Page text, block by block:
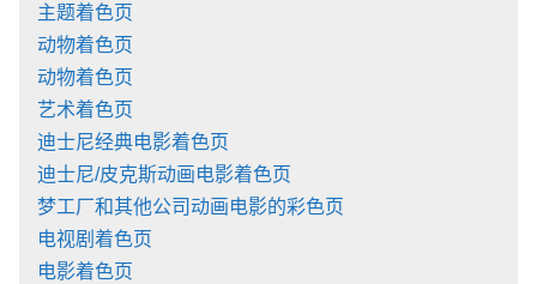
主题着色页
动物着色页
动物着色页
艺术着色页
迪士尼经典电影着色页
迪士尼/皮克斯动画电影着色页
梦工厂和其他公司动画电影的彩色页
电视剧着色页
电影着色页